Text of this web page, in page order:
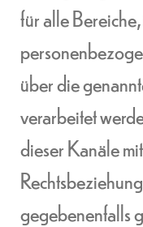
für alle
über die
verarbeitet
dieser Kanäle
gegebenenfalls